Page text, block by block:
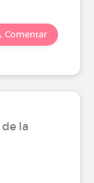
Comentar
la